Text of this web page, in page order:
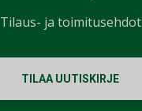
TILAA UUTISKIRJE
Tilaus- ja toimitusehdot